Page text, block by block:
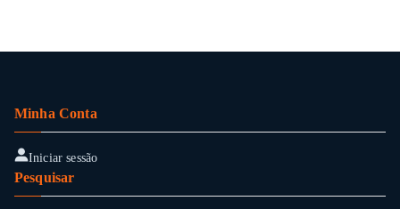
Minha Conta
Iniciar sessão
Pesquisar